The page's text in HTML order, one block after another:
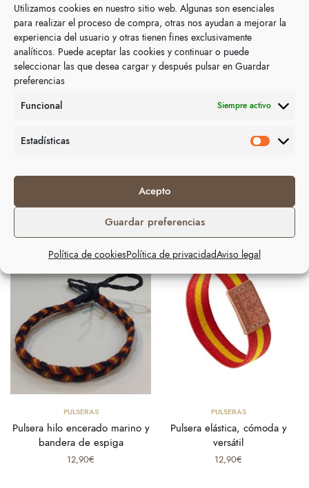
Utilizamos cookies en nuestro sitio web. Algunas son esenciales
para realizar el proceso de compra, otras nos ayudan a mejorar la
experiencia del usuario y otras tienen fines exclusivamente
analíticos. Puede aceptar las cookies y continuar o puede
seleccionar las que desea cargar y después pulsar en Guardar
preferencias
Funcional
Siempre activo
Estadísticas
Acepto
Guardar preferencias
Política de cookiesPolítica de privacidadAviso legal
Productos relacionados
Seleccionar opciones
PULSERAS
Pulsera hilo encerado marino y
bandera de espiga
12,90€
Seleccionar opciones
PULSERAS
Pulsera elástica, cómoda y
versátil
12,90€